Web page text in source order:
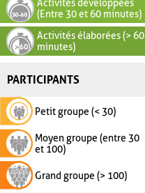
Activités développées
(Entre 30 et 60 minutes)
Activités élaborées (> 60
minutes)
PARTICIPANTS
Petit groupe (< 30)
Moyen groupe (entre 30
et 100)
Grand groupe (> 100)